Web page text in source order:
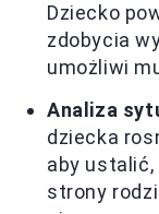
Dziecko
zdobycia
umożliwi
Analiza
dziecka
aby
strony